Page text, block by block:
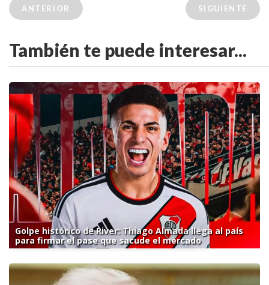
ANTERIOR SIGUIENTE
También te puede interesar...
Golpe histórico de River: Thiago Almada llega al país
para firmar el pase que sacude el mercado